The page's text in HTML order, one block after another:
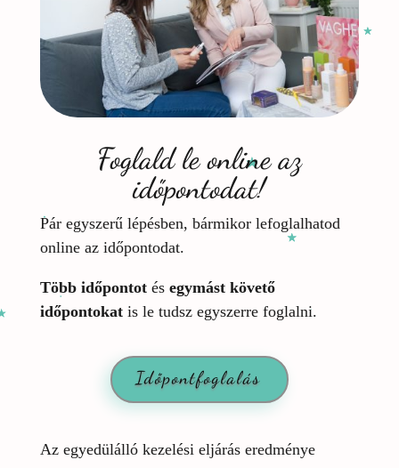
Foglald le online az
időpontodat!
Pár egyszerű lépésben, bármikor lefoglalhatod
online az időpontodat.
Több időpontotés egymást követő
időpontokatis le tudsz egyszerre foglalni.
Időpontfoglalás
Az egyedülálló kezelési eljárás eredménye